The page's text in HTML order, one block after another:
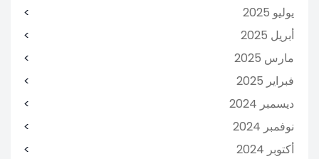
يوليو 2025
أبريل 2025
مارس 2025
فبراير 2025
ديسمبر 2024
نوفمبر 2024
أكتوبر 2024